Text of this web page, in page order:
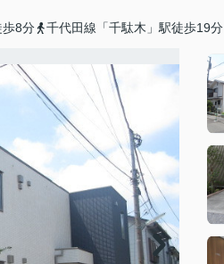
歩8分 千代田線「千駄木」駅徒歩19分